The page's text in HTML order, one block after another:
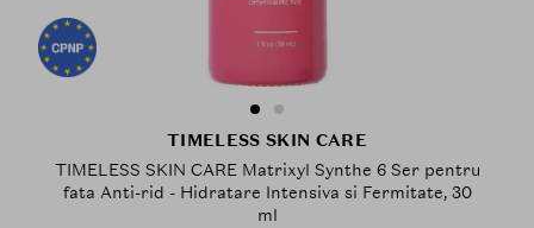
TIMELESS SKIN CARE
TIMELESS SKIN CARE Matrixyl Synthe 6 Ser pentru
fata Anti-rid - Hidratare Intensiva si Fermitate, 30
ml